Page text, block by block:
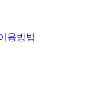
용방법